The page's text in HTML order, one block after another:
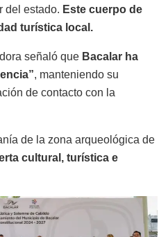
del estado. Este cuerpo de
turística local.
señaló que Bacalar ha
, manteniendo su
de contacto con la
de la zona arqueológica de
cultural, turística e